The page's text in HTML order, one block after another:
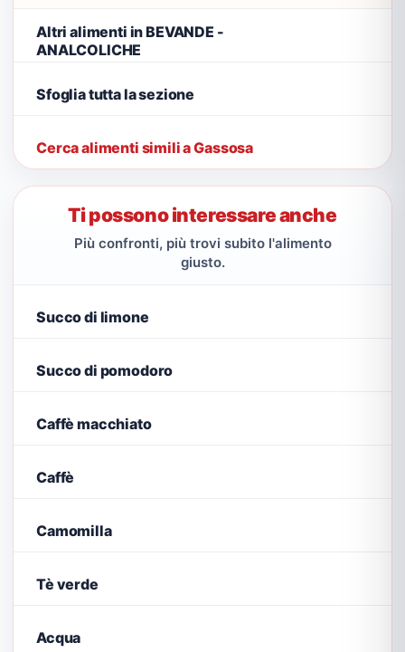
Altri alimenti in BEVANDE -
ANALCOLICHE
Sfoglia tutta la sezione
Cerca alimenti simili a Gassosa
Ti possono interessare anche
Più confronti, più trovi subito l'alimento
giusto.
Succo di limone
Succo di pomodoro
Caffè macchiato
Caffè
Camomilla
Tè verde
Acqua